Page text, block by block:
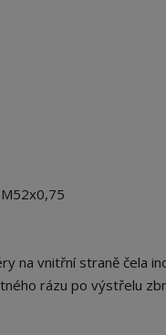
na vnitřní straně čela
rázu po výstřelu